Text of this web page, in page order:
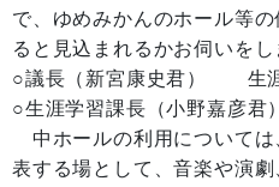
で、ゆめみかんのホール等
ると見込まれるかお伺いをし
○議長（新宮康史君） 生涯
○生涯学習課長（小野嘉彦
中ホールの利用については
表する場として、音楽や演